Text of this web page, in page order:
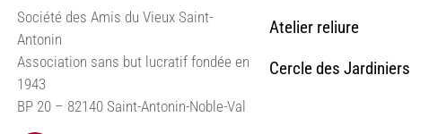
Société des Amis du Vieux Saint-
Antonin
Association sans but lucratif fondée en
1943
BP 20 – 82140 Saint-Antonin-Noble-Val
Atelier reliure
Cercle des Jardiniers